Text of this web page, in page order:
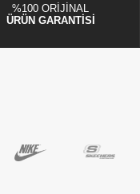
%100 ORİJİNAL
ÜRÜN GARANTİSİ